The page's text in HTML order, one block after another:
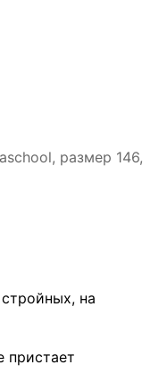
размер 146,
на
пристает